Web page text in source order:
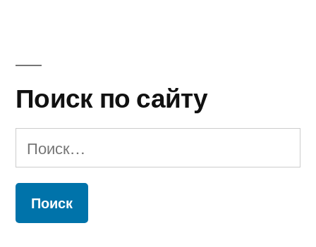
Поиск по сайту
Найти: